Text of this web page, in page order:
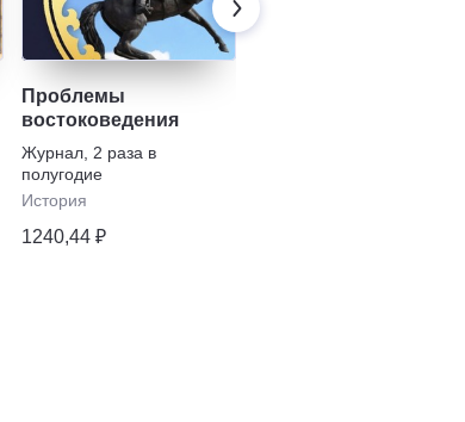
Проблемы
востоковедения
Журнал 2 раза в
полугодие
История
1240,44 ₽